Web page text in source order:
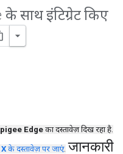
साथ इंटिग्रेट किए
Edgeका दस्तावेज़ दिख रहा है.
के दस्तावेज़ पर जाएं. जानकारी